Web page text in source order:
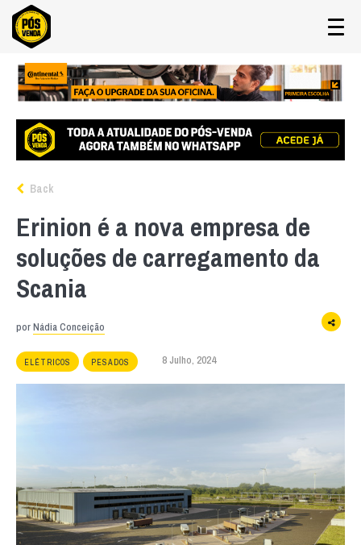
Back
Erinion é a nova empresa de
soluções de carregamento da
Scania
porNádia Conceição
ELÉTRICOS PESADOS 8 Julho, 2024